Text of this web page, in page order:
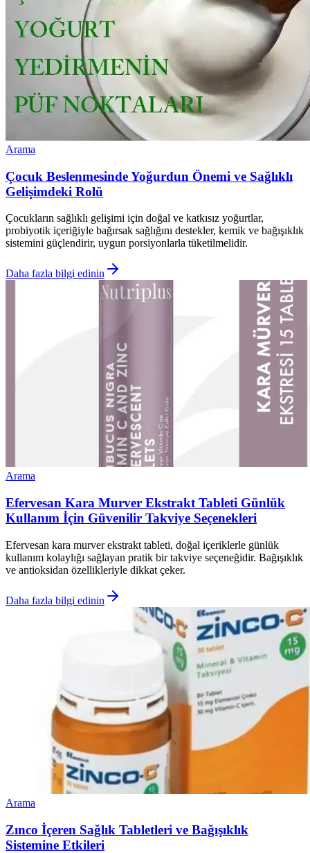
Arama
Çocuk Beslenmesinde Yoğurdun Önemi ve Sağlıklı
Gelişimdeki Rolü
Çocukların sağlıklı gelişimi için doğal ve katkısız yoğurtlar,
probiyotik içeriğiyle bağırsak sağlığını destekler, kemik ve bağışıklık
sistemini güçlendirir, uygun porsiyonlarla tüketilmelidir.
Daha fazla bilgi edinin
Arama
Efervesan Kara Murver Ekstrakt Tableti Günlük
Kullanım İçin Güvenilir Takviye Seçenekleri
Efervesan kara murver ekstrakt tableti, doğal içeriklerle günlük
kullanım kolaylığı sağlayan pratik bir takviye seçeneğidir. Bağışıklık
ve antioksidan özellikleriyle dikkat çeker.
Daha fazla bilgi edinin
Arama
Zınco İçeren Sağlık Tabletleri ve Bağışıklık
Sistemine Etkileri